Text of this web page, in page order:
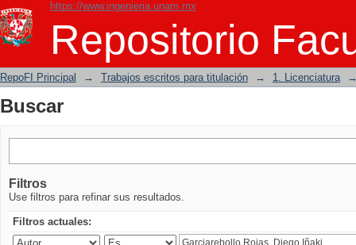
https://www.ingenieria.unam.mx
Repositorio
Buscar
RepoFI Principal → Trabajos escritos para titulación → 1. Licenciatura
Buscar
Filtros
Use filtros para refinar sus resultados.
Filtros actuales: